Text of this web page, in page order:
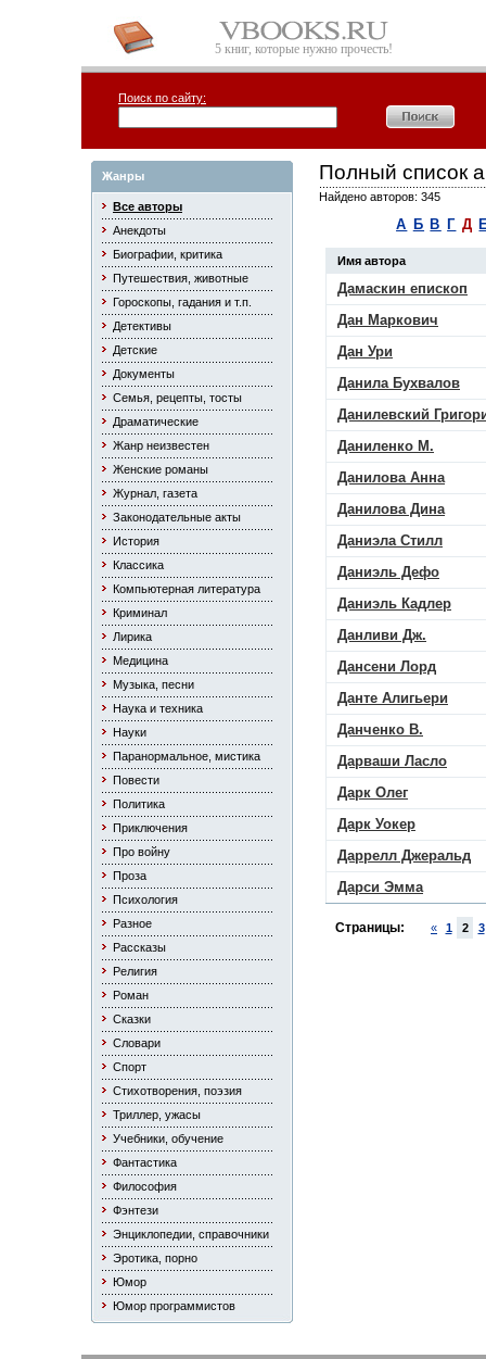
5 книг, которые нужно прочесть!
Поиск по сайту:
Жанры
Все авторы
Анекдоты
Биографии, критика
Путешествия, животные
Гороскопы, гадания и т.п.
Детективы
Детские
Документы
Семья, рецепты, тосты
Драматические
Жанр неизвестен
Женские романы
Журнал, газета
Законодательные акты
История
Классика
Компьютерная литература
Криминал
Лирика
Медицина
Музыка, песни
Наука и техника
Науки
Паранормальное, мистика
Повести
Политика
Приключения
Про войну
Проза
Психология
Разное
Рассказы
Религия
Роман
Сказки
Словари
Спорт
Стихотворения, поэзия
Триллер, ужасы
Учебники, обучение
Фантастика
Философия
Фэнтези
Энциклопедии, справочники
Эротика, порно
Юмор
Юмор программистов
Полный список
Найдено авторов: 345
А Б В Г Д
Имя автора
Дамаскин епископ
Дан Маркович
Дан Ури
Данила Бухвалов
Данилевский
Даниленко М.
Данилова Анна
Данилова Дина
Даниэла Стилл
Даниэль Дефо
Даниэль Кадлер
Данливи Дж.
Дансени Лорд
Данте Алигьери
Данченко В.
Дарваши Ласло
Дарк Олег
Дарк Уокер
Даррелл Джеральд
Дарси Эмма
Страницы: « 1 2 3